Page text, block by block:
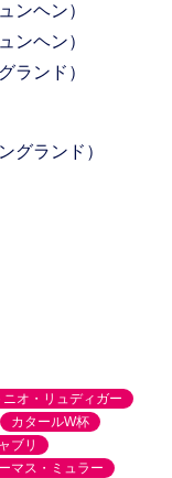
ンヘン）
ンヘン）
ランド）
グランド）
ニオ・リュディガー
カタールW杯
ブリ
マス・ミュラー